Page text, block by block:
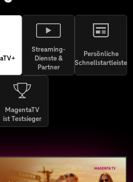
Streaming-
Dienste &
Partner
Persönliche
Schnellstartleiste
MagentaTV
ist Testsieger